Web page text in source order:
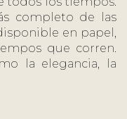
completo de las
en papel,
que corren.
la elegancia, la